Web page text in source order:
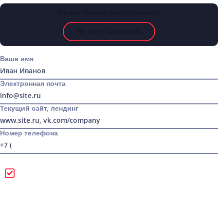
Ваше имя
Электронная почта
Текущий сайт, лендинг
Номер телефона